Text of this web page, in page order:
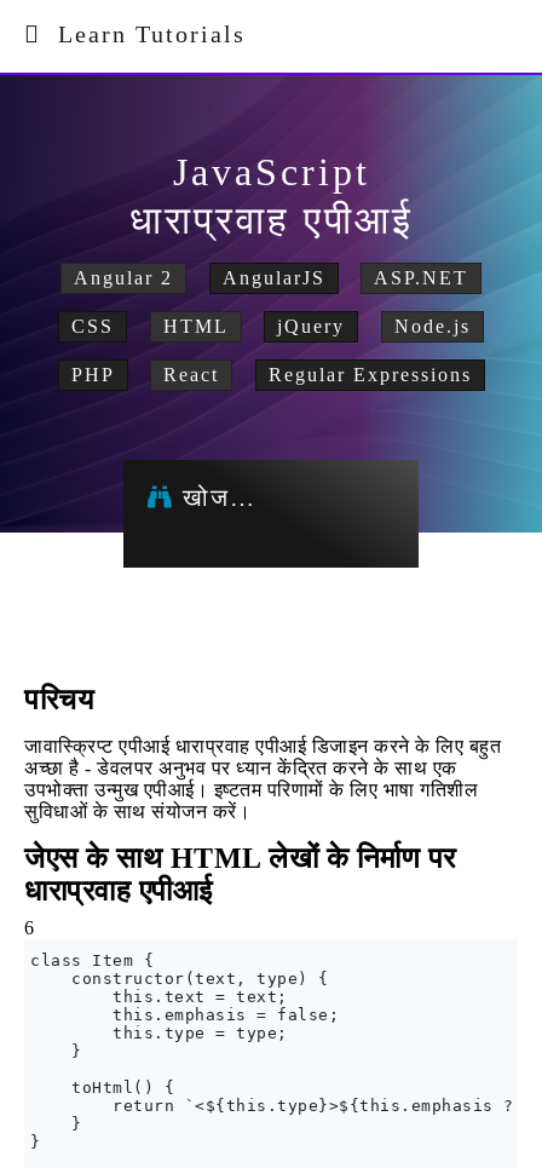
Learn Tutorials
JavaScript
धाराप्रवाह एपीआई
Angular 2 AngularJS ASP.NET
CSS HTML jQuery Node.js
PHP React Regular Expressions
खोज…
परिचय
जावास्क्रिप्ट एपीआई धाराप्रवाह एपीआई डिजाइन करने के लिए बहुत
अच्छा है - डेवलपर अनुभव पर ध्यान केंद्रित करने के साथ एक
उपभोक्ता उन्मुख एपीआई। इष्टतम परिणामों के लिए भाषा गतिशील
सुविधाओं के साथ संयोजन करें।
जेएस के साथ HTML लेखों के निर्माण पर
धाराप्रवाह एपीआई
6
class Item {
    constructor(text, type) {
        this.text = text;
        this.emphasis = false;
        this.type = type;
    }
    toHtml() {
return `<${this.type}>${this.emphasis ?
    }
}